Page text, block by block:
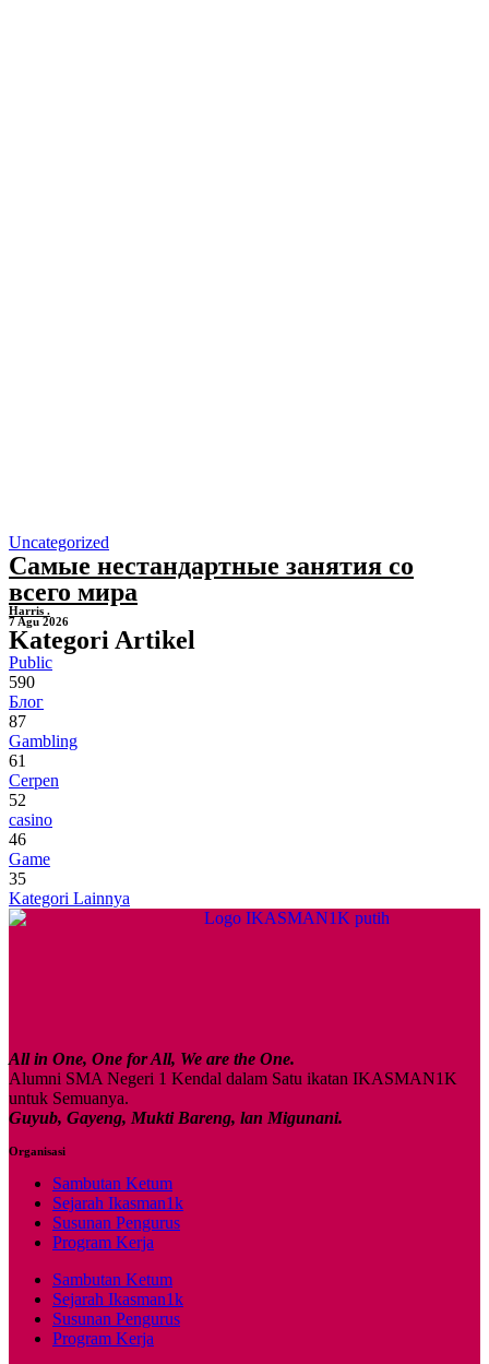
Uncategorized
Самые нестандартные занятия со
всего мира
Harris .
7 Agu 2026
Kategori Artikel
Public
590
Блог
87
Gambling
61
Cerpen
52
casino
46
Game
35
Kategori Lainnya
All in One, One for All, We are the One.
Alumni SMA Negeri 1 Kendal dalam Satu ikatan IKASMAN1K
untuk Semuanya.
Guyub, Gayeng, Mukti Bareng, lan Migunani.
Organisasi
Sambutan Ketum
Sejarah Ikasman1k
Susunan Pengurus
Program Kerja
Sambutan Ketum
Sejarah Ikasman1k
Susunan Pengurus
Program Kerja